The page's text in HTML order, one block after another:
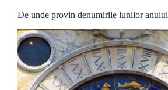
De unde provin denumirile lunilor anului